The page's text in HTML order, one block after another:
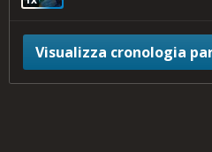
Visualizza cronologia